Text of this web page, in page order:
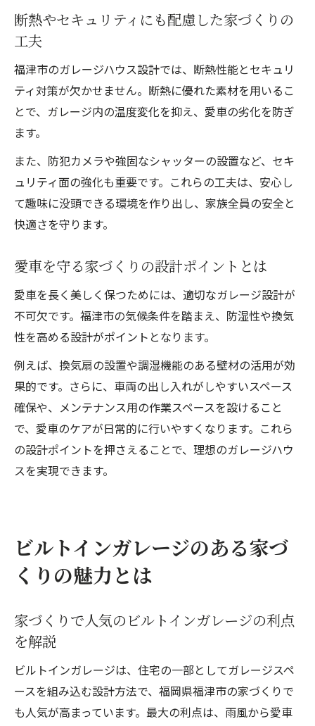
断熱やセキュリティにも配慮した家づくりの
工夫
福津市のガレージハウス設計では、断熱性能とセキュリ
ティ対策が欠かせません。断熱に優れた素材を用いるこ
とで、ガレージ内の温度変化を抑え、愛車の劣化を防ぎ
ます。
また、防犯カメラや強固なシャッターの設置など、セキ
ュリティ面の強化も重要です。これらの工夫は、安心し
て趣味に没頭できる環境を作り出し、家族全員の安全と
快適さを守ります。
愛車を守る家づくりの設計ポイントとは
愛車を長く美しく保つためには、適切なガレージ設計が
不可欠です。福津市の気候条件を踏まえ、防湿性や換気
性を高める設計がポイントとなります。
例えば、換気扇の設置や調湿機能のある壁材の活用が効
果的です。さらに、車両の出し入れがしやすいスペース
確保や、メンテナンス用の作業スペースを設けること
で、愛車のケアが日常的に行いやすくなります。これら
の設計ポイントを押さえることで、理想のガレージハウ
スを実現できます。
ビルトインガレージのある家づ
くりの魅力とは
家づくりで人気のビルトインガレージの利点
を解説
ビルトインガレージは、住宅の一部としてガレージスペ
ースを組み込む設計方法で、福岡県福津市の家づくりで
も人気が高まっています。最大の利点は、雨風から愛車